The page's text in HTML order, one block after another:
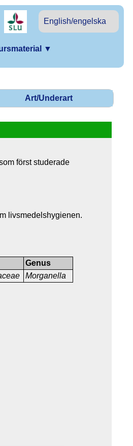
English/engelska
▼
Art/Underart
först studerade
livsmedelshygienen.
Genus
Morganella